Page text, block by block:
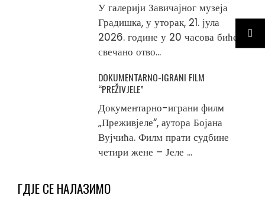
У галерији Завичајног музеја
Градишка, у уторак, 21. јула
2026. године у 20 часова биће
свечано отво...
DOKUMENTARNO-IGRANI FILM
“PREŽIVJELE”
Документарно-играни филм
„Преживјеле“, аутора Бојана
Вујчића. Филм прати судбине
четири жене – Јеле ...
ГДЈЕ СЕ НАЛАЗИМО